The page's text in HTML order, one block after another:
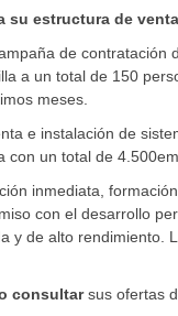
su estructura de
de
a un total de 150
meses.
e instalación de
con un total de
inmediata,
con el desarrollo
y de alto rendimiento.
consultarsus ofertas